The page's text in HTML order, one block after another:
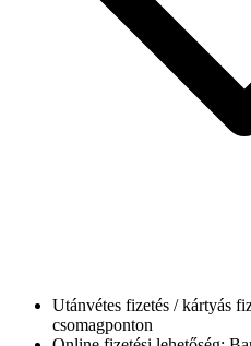
Utánvétes fizetés / kártyás
csomagponton